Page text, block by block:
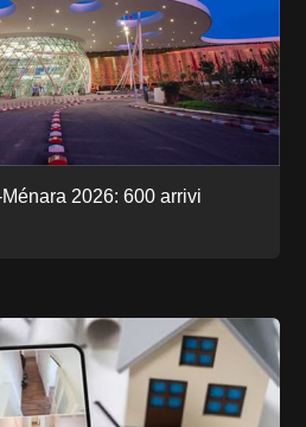
2026: 600 arrivi